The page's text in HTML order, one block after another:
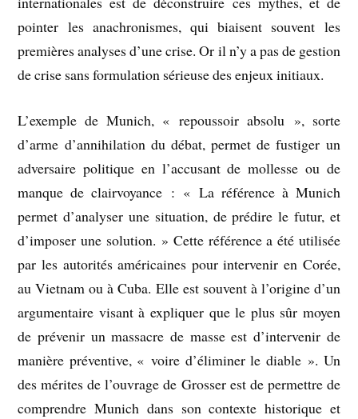
pointer les anachronismes, qui biaisent souvent les
premières analyses d’une crise. Or il n’y a pas de gestion
de crise sans formulation sérieuse des enjeux initiaux.
L’exemple de Munich, « repoussoir absolu », sorte
d’arme d’annihilation du débat, permet de fustiger un
adversaire politique en l’accusant de mollesse ou de
manque de clairvoyance : « La référence à Munich
permet d’analyser une situation, de prédire le futur, et
d’imposer une solution. » Cette référence a été utilisée
par les autorités américaines pour intervenir en Corée,
au Vietnam ou à Cuba. Elle est souvent à l’origine d’un
argumentaire visant à expliquer que le plus sûr moyen
de prévenir un massacre de masse est d’intervenir de
manière préventive, « voire d’éliminer le diable ». Un
des mérites de l’ouvrage de Grosser est de permettre de
comprendre Munich dans son contexte historique et